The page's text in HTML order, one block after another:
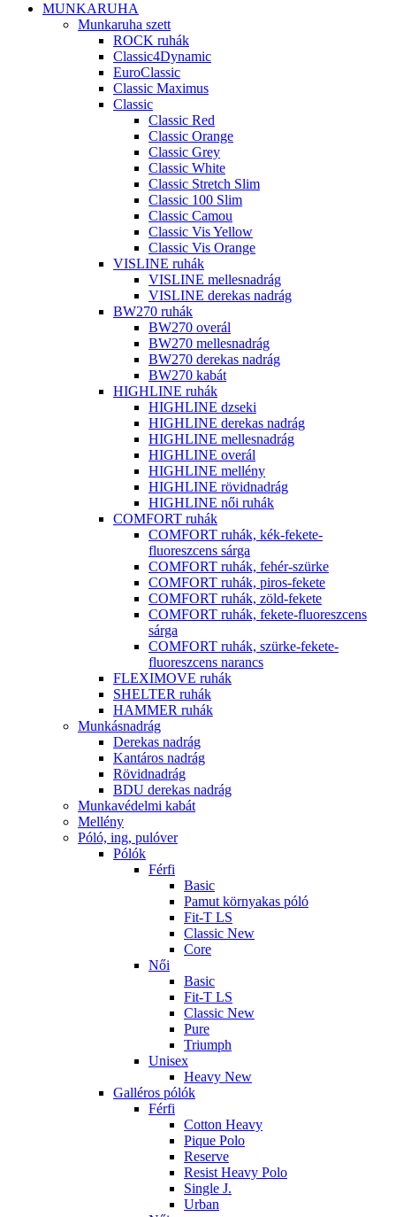
MUNKARUHA
Munkaruha szett
ROCK ruhák
Classic4Dynamic
EuroClassic
Classic Maximus
Classic
Classic Red
Classic Orange
Classic Grey
Classic White
Classic Stretch Slim
Classic 100 Slim
Classic Camou
Classic Vis Yellow
Classic Vis Orange
VISLINE ruhák
VISLINE mellesnadrág
VISLINE derekas nadrág
BW270 ruhák
BW270 overál
BW270 mellesnadrág
BW270 derekas nadrág
BW270 kabát
HIGHLINE ruhák
HIGHLINE dzseki
HIGHLINE derekas nadrág
HIGHLINE mellesnadrág
HIGHLINE overál
HIGHLINE mellény
HIGHLINE rövidnadrág
HIGHLINE női ruhák
COMFORT ruhák
COMFORT ruhák, kék-fekete-
fluoreszcens sárga
COMFORT ruhák, fehér-szürke
COMFORT ruhák, piros-fekete
COMFORT ruhák, zöld-fekete
COMFORT ruhák, fekete-fluoreszcens
sárga
COMFORT ruhák, szürke-fekete-
fluoreszcens narancs
FLEXIMOVE ruhák
SHELTER ruhák
HAMMER ruhák
Munkásnadrág
Derekas nadrág
Kantáros nadrág
Rövidnadrág
BDU derekas nadrág
Munkavédelmi kabát
Mellény
Póló, ing, pulóver
Pólók
Férfi
Basic
Pamut környakas póló
Fit-T LS
Classic New
Core
Női
Basic
Fit-T LS
Classic New
Pure
Triumph
Unisex
Heavy New
Galléros pólók
Férfi
Cotton Heavy
Pique Polo
Reserve
Resist Heavy Polo
Single J.
Urban